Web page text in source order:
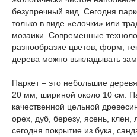
безупречный вид. Сегодня
только в виде «елочки» или
мозаики. Современные
разнообразие цветов, форм,
дерева можно выкладывать
Паркет – это небольшие
20 мм, шириной около 10 см.
качественной цельной
орех, дуб, березу, ясень, клен,
сегодня покрытие из бука,